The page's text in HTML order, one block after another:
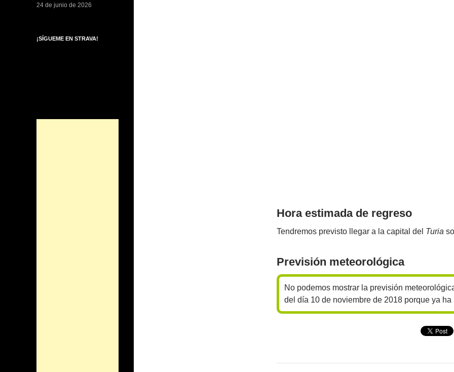
Hora estimada de regreso
Tendremos previsto llegar a la capital del Turia
Previsión meteorológica
No podemos mostrar la previsión
del día 10 de noviembre de 2018 porque ya ha
24 de junio de 2026
¡SÍGUEME EN STRAVA!